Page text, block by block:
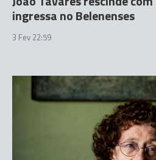
ingressa no Belenenses
3 Fev 22:59